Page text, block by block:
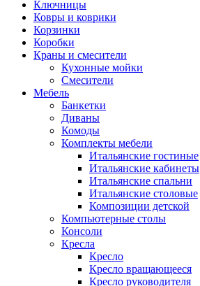
Ключницы
Ковры и коврики
Корзинки
Коробки
Краны и смесители
Кухонные мойки
Смесители
Мебель
Банкетки
Диваны
Комоды
Комплекты мебели
Итальянские гостиные
Итальянские кабинеты
Итальянские спальни
Итальянские столовые
Композиции детской
Компьютерные столы
Консоли
Кресла
Кресло
Кресло вращающееся
Кресло руководителя